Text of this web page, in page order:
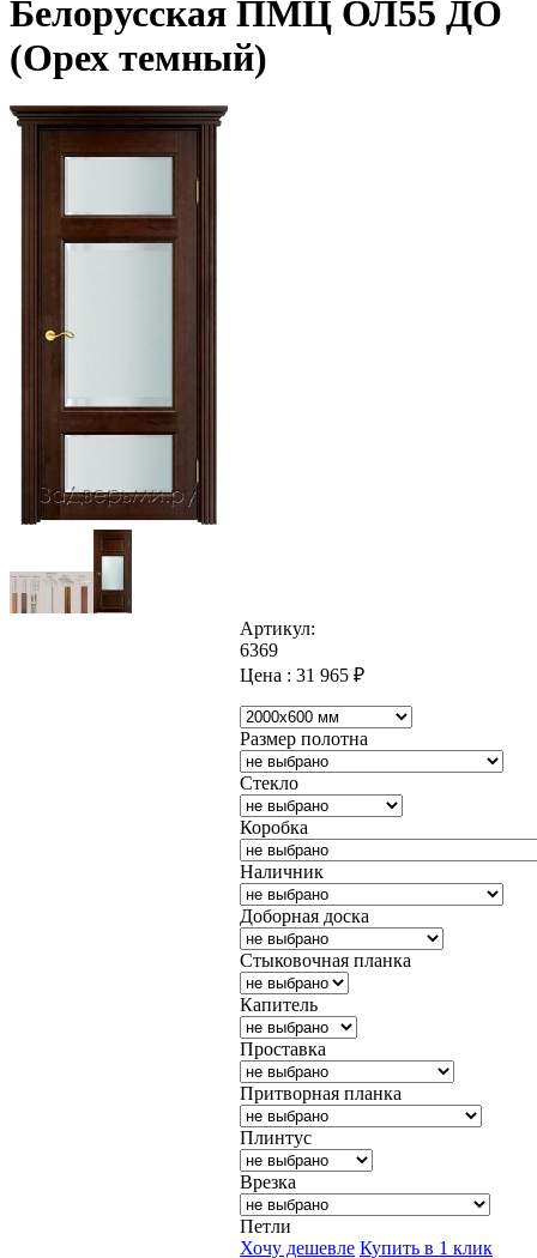
Белорусская ПМЦ ОЛ55 ДО
(Орех темный)
Артикул:
6369
Цена : 31 965 ₽
Размер полотна
Стекло
Коробка
Наличник
Доборная доска
Стыковочная планка
Капитель
Проставка
Притворная планка
Плинтус
Врезка
Петли
Хочу дешевле Купить в 1 клик